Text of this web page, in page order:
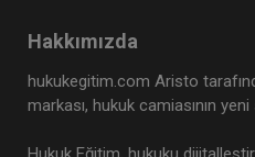
Hakkımızda
hukukegitim.com Aristo
markası, hukuk camiasının yeni